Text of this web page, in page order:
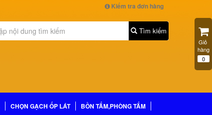
Kiểm tra đơn hàng
Tìm kiếm
CHỌN GẠCH ỐP LÁT BỒN TẮM,PHÒNG TẮM
Giỏ
hàng
0